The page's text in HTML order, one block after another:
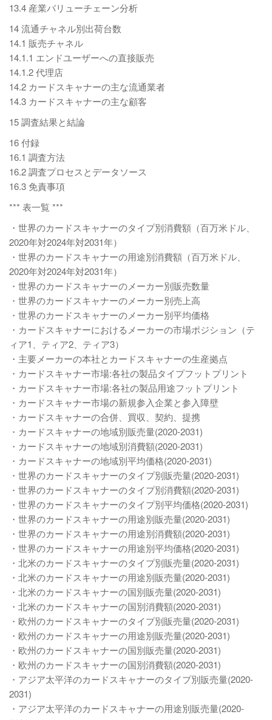
13.4 産業バリューチェーン分析
14 流通チャネル別出荷台数
14.1 販売チャネル
14.1.1 エンドユーザーへの直接販売
14.1.2 代理店
14.2 カードスキャナーの主な流通業者
14.3 カードスキャナーの主な顧客
15 調査結果と結論
16 付録
16.1 調査方法
16.2 調査プロセスとデータソース
16.3 免責事項
*** 表一覧 ***
・世界のカードスキャナーのタイプ別消費額（百万米ドル、
2020年対2024年対2031年）
・世界のカードスキャナーの用途別消費額（百万米ドル、
2020年対2024年対2031年）
・世界のカードスキャナーのメーカー別販売数量
・世界のカードスキャナーのメーカー別売上高
・世界のカードスキャナーのメーカー別平均価格
・カードスキャナーにおけるメーカーの市場ポジション（テ
ィア1、ティア2、ティア3）
・主要メーカーの本社とカードスキャナーの生産拠点
・カードスキャナー市場:各社の製品タイプフットプリント
・カードスキャナー市場:各社の製品用途フットプリント
・カードスキャナー市場の新規参入企業と参入障壁
・カードスキャナーの合併、買収、契約、提携
・カードスキャナーの地域別販売量(2020-2031)
・カードスキャナーの地域別消費額(2020-2031)
・カードスキャナーの地域別平均価格(2020-2031)
・世界のカードスキャナーのタイプ別販売量(2020-2031)
・世界のカードスキャナーのタイプ別消費額(2020-2031)
・世界のカードスキャナーのタイプ別平均価格(2020-2031)
・世界のカードスキャナーの用途別販売量(2020-2031)
・世界のカードスキャナーの用途別消費額(2020-2031)
・世界のカードスキャナーの用途別平均価格(2020-2031)
・北米のカードスキャナーのタイプ別販売量(2020-2031)
・北米のカードスキャナーの用途別販売量(2020-2031)
・北米のカードスキャナーの国別販売量(2020-2031)
・北米のカードスキャナーの国別消費額(2020-2031)
・欧州のカードスキャナーのタイプ別販売量(2020-2031)
・欧州のカードスキャナーの用途別販売量(2020-2031)
・欧州のカードスキャナーの国別販売量(2020-2031)
・欧州のカードスキャナーの国別消費額(2020-2031)
・アジア太平洋のカードスキャナーのタイプ別販売量(2020-
2031)
・アジア太平洋のカードスキャナーの用途別販売量(2020-